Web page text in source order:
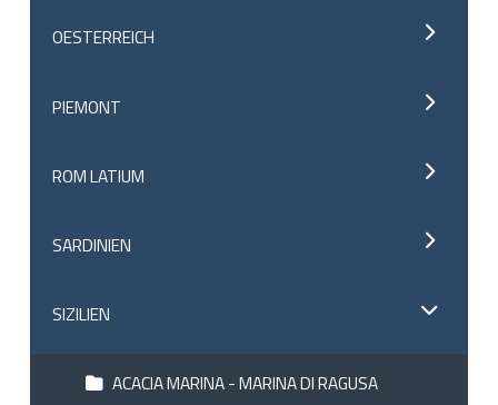
OESTERREICH
PIEMONT
ROM LATIUM
SARDINIEN
SIZILIEN
ACACIA MARINA - MARINA DI RAGUSA